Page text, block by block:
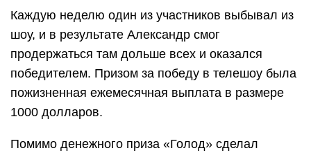
Каждую неделю один из участников выбывал из
шоу, и в результате Александр смог
продержаться там дольше всех и оказался
победителем. Призом за победу в телешоу была
пожизненная ежемесячная выплата в размере
1000 долларов.
Помимо денежного приза «Голод» сделал